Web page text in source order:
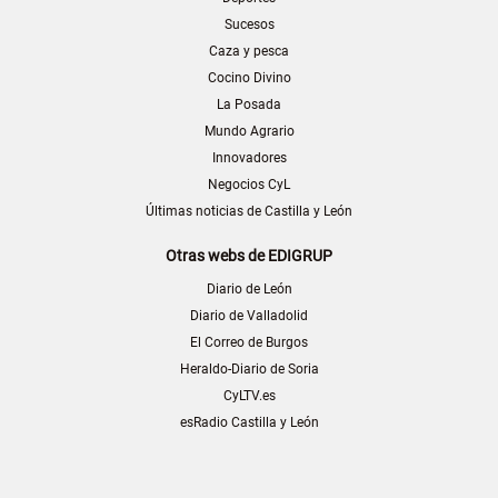
Sucesos
Caza y pesca
Cocino Divino
La Posada
Mundo Agrario
Innovadores
Negocios CyL
Últimas noticias de Castilla y León
Otras webs de EDIGRUP
Diario de León
Diario de Valladolid
El Correo de Burgos
Heraldo-Diario de Soria
CyLTV.es
esRadio Castilla y León